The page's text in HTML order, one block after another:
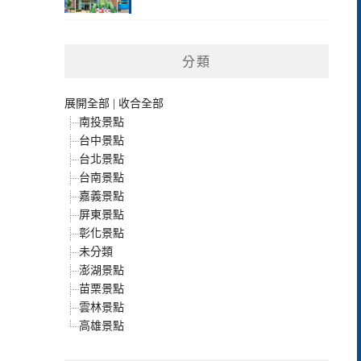
分類
展開全部
收合全部
南投景點
台中景點
台北景點
台南景點
嘉義景點
屏東景點
彰化景點
未分類
澎湖景點
苗栗景點
雲林景點
高雄景點